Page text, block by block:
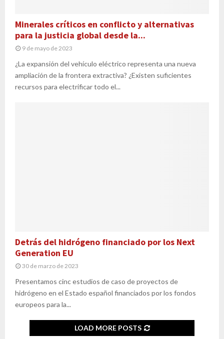
Minerales críticos en conflicto y alternativas
para la justicia global desde la...
9 de mayo de 2023
¿La expansión del vehículo eléctrico representa una nueva
ampliación de la frontera extractiva? ¿Existen suficientes
recursos para electrificar todo el...
Detrás del hidrógeno financiado por los Next
Generation EU
30 de marzo de 2023
Presentamos cinc estudios de caso de proyectos de
hidrógeno en el Estado español financiados por los fondos
europeos para la...
LOAD MORE POSTS